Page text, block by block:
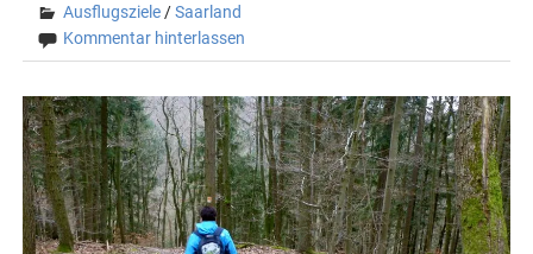
Ausflugsziele/Saarland
Kommentar hinterlassen